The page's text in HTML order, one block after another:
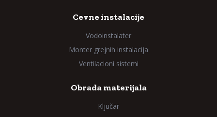
Cevne instalacije
Vodoinstalater
Monter grejnih instalacija
Ventilacioni sistemi
Obrada materijala
Ključar